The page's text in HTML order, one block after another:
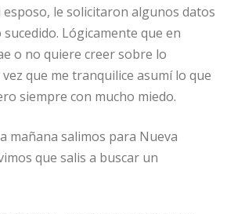
le solicitaron algunos datos
Lógicamente que en
o no quiere creer sobre lo
que me tranquilice asumí lo que
siempre con mucho miedo.
mañana salimos para Nueva
que salis a buscar un